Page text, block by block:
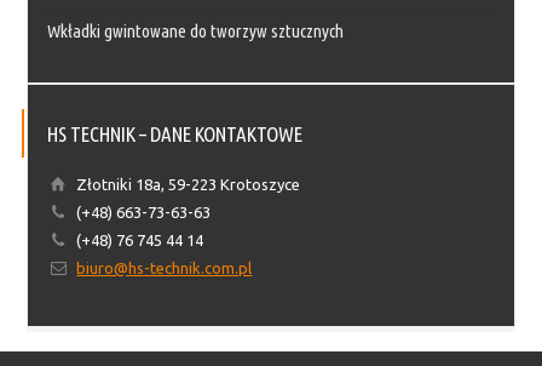
Wkładki gwintowane do tworzyw sztucznych
HS TECHNIK – DANE KONTAKTOWE
Złotniki 18a, 59-223 Krotoszyce
(+48) 663-73-63-63
(+48) 76 745 44 14
biuro@hs-technik.com.pl